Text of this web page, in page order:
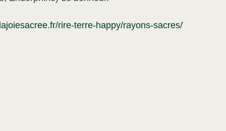
rire-terre-happy/rayons-sacres/